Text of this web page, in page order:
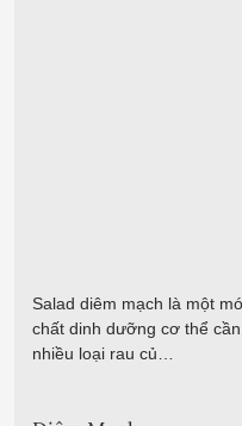
Salad diêm mạch là một
chất dinh dưỡng cơ thể
nhiều loại rau củ…